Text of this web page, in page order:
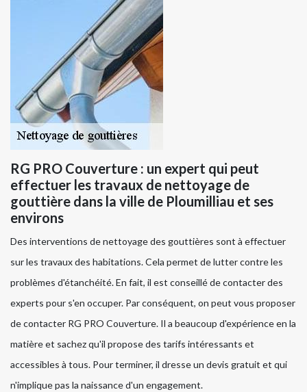
RG PRO Couverture : un expert qui peut
effectuer les travaux de nettoyage de
gouttière dans la ville de Ploumilliau et ses
environs
Des interventions de nettoyage des gouttières sont à effectuer
sur les travaux des habitations. Cela permet de lutter contre les
problèmes d'étanchéité. En fait, il est conseillé de contacter des
experts pour s'en occuper. Par conséquent, on peut vous proposer
de contacter RG PRO Couverture. Il a beaucoup d'expérience en la
matière et sachez qu'il propose des tarifs intéressants et
accessibles à tous. Pour terminer, il dresse un devis gratuit et qui
n'implique pas la naissance d'un engagement.